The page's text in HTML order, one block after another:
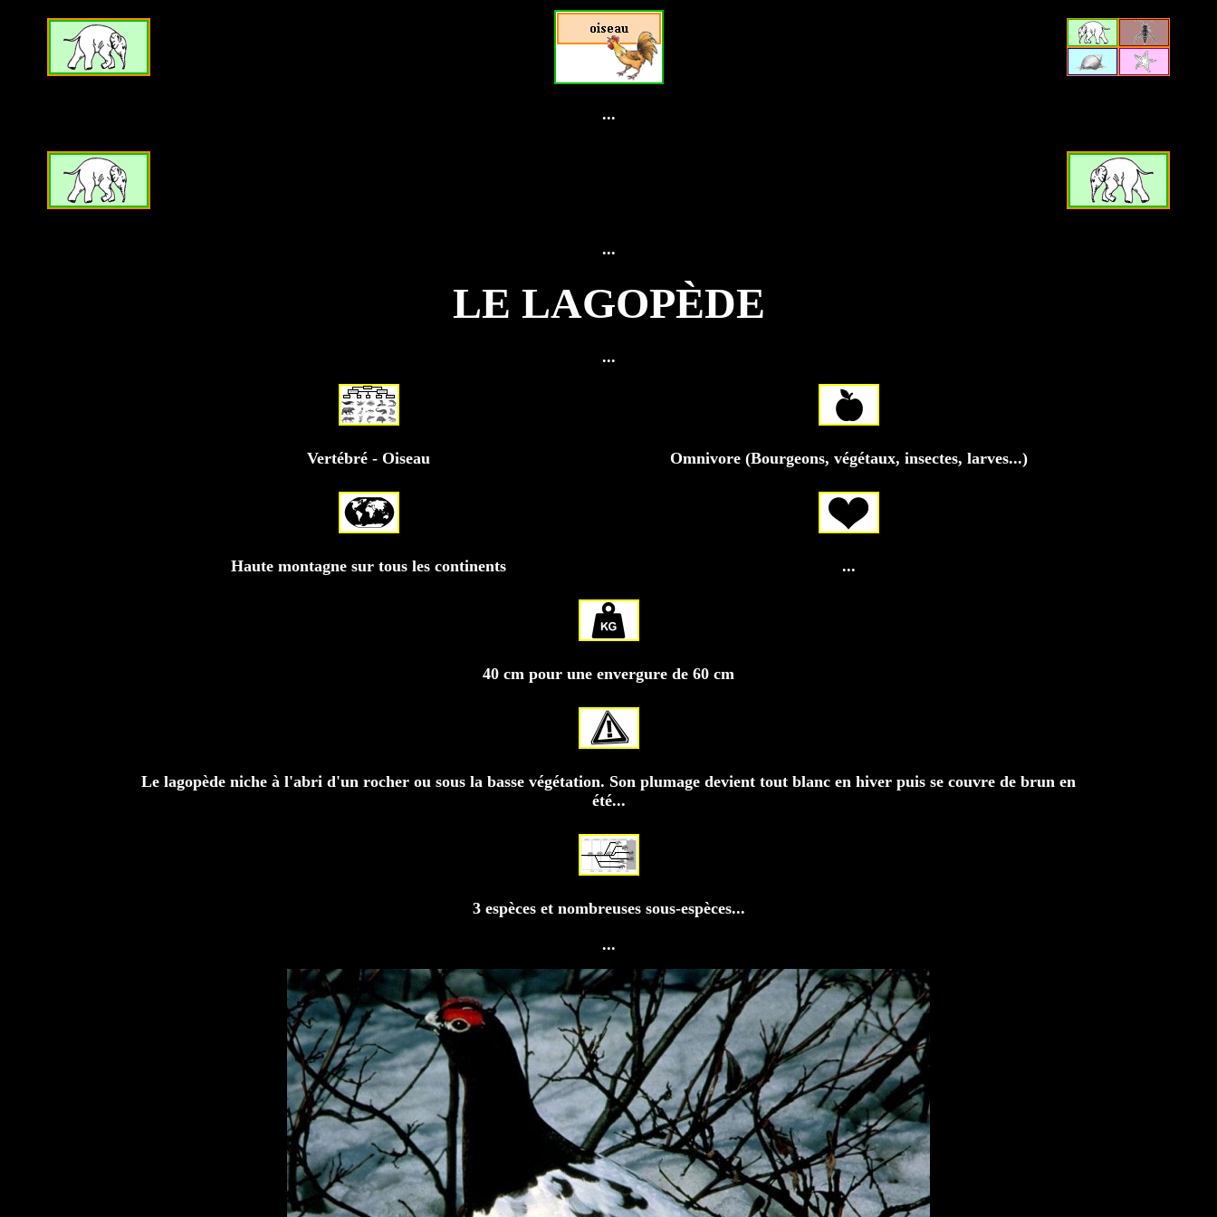
...
...
LE LAGOPÈDE
...
Vertébré - Oiseau Omnivore (Bourgeons, végétaux, insectes, larves...)
Haute montagne sur tous les continents ...
40 cm pour une envergure de 60 cm
Le lagopède niche à l'abri d'un rocher ou sous la basse végétation. Son plumage devient tout blanc en hiver puis se couvre de brun en
été...
3 espèces et nombreuses sous-espèces...
...